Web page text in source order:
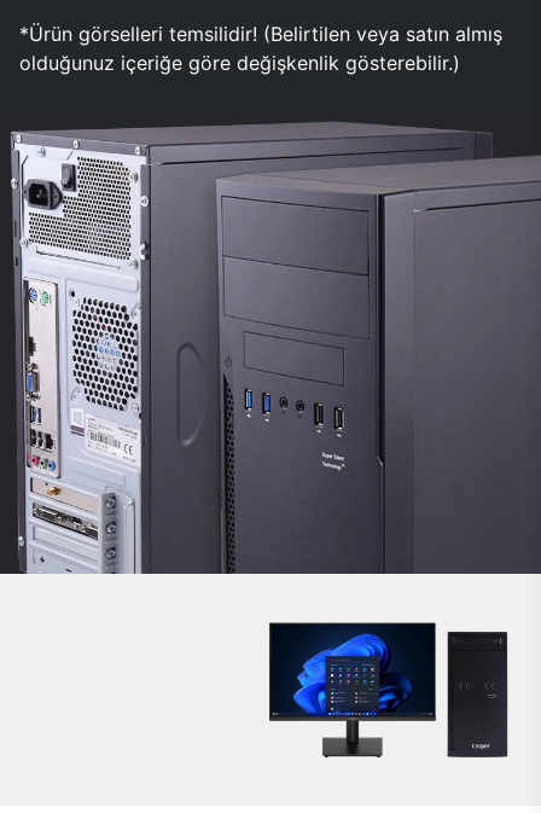
*Ürün görselleri temsilidir! (Belirtilen veya satın almış
olduğunuz içeriğe göre değişkenlik gösterebilir.)